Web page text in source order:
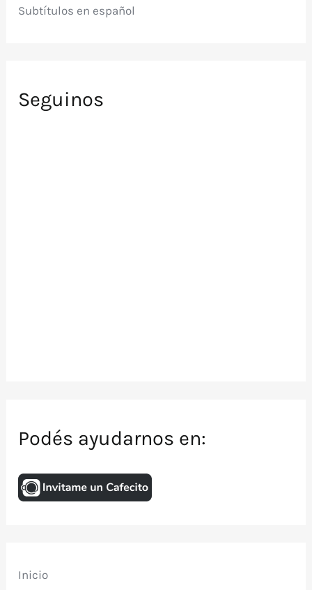
Subtítulos en español
Seguinos
Podés ayudarnos en:
Inicio